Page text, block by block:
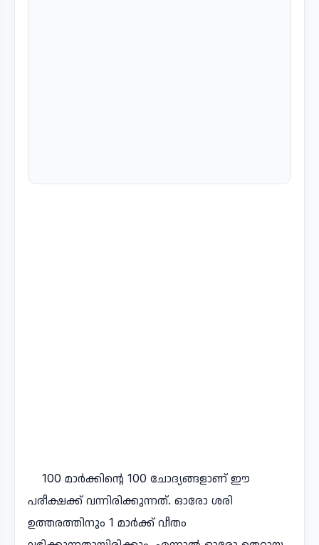
100 മാർക്കിന്റെ 100 ചോദ്യങ്ങളാണ് ഈ
പരീക്ഷക്ക് വന്നിരിക്കുന്നത്. ഓരോ ശരി
ഉത്തരത്തിനും 1 മാർക്ക് വീതം